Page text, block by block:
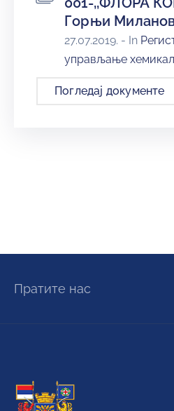
Горњи
27.07.2019. - In
управљање
Погледај документе
Пратите нас